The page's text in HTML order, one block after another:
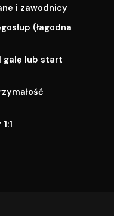
i zawodnicy
(łagodna
galę lub start